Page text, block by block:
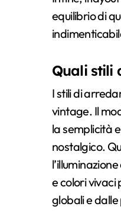
equilibrio di
Quali stili
I stili di
vintage. Il
la semplicità
nostalgico.
e colori vivaci
globali e